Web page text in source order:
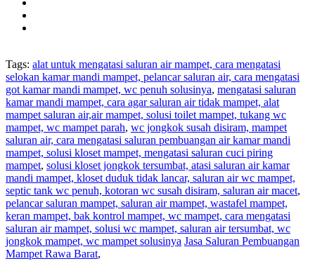
Tags: alat untuk mengatasi saluran air mampet, cara mengatasi
selokan kamar mandi mampet, pelancar saluran air, cara mengatasi
got kamar mandi mampet, wc penuh solusinya, mengatasi saluran
kamar mandi mampet, cara agar saluran air tidak mampet, alat
mampet saluran air,air mampet, solusi toilet mampet, tukang wc
mampet, wc mampet parah, wc jongkok susah disiram, mampet
saluran air, cara mengatasi saluran pembuangan air kamar mandi
mampet, solusi kloset mampet, mengatasi saluran cuci piring
mampet, solusi kloset jongkok tersumbat, atasi saluran air kamar
mandi mampet, kloset duduk tidak lancar, saluran air wc mampet,
septic tank wc penuh, kotoran wc susah disiram, saluran air macet,
pelancar saluran mampet, saluran air mampet, wastafel mampet,
keran mampet, bak kontrol mampet, wc mampet, cara mengatasi
saluran air mampet, solusi wc mampet, saluran air tersumbat, wc
jongkok mampet, wc mampet solusinya Jasa Saluran Pembuangan
Mampet Rawa Barat,